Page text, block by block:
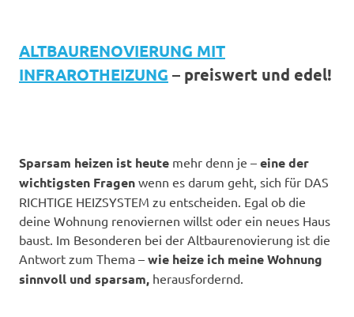
ALTBAURENOVIERUNG MIT
INFRAROTHEIZUNG – preiswert und edel!
Sparsam heizen ist heute mehr denn je – eine der
wichtigsten Fragen wenn es darum geht, sich für DAS
RICHTIGE HEIZSYSTEM zu entscheiden. Egal ob die
deine Wohnung renoviernen willst oder ein neues Haus
baust. Im Besonderen bei der Altbaurenovierung ist die
Antwort zum Thema – wie heize ich meine Wohnung
sinnvoll und sparsam, herausfordernd.